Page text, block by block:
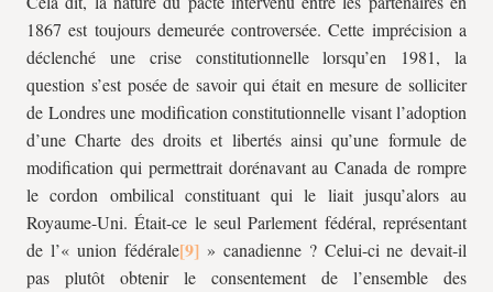
1867 est toujours demeurée controversée. Cette imprécision a
déclenché une crise constitutionnelle lorsqu’en 1981, la
question s’est posée de savoir qui était en mesure de solliciter
de Londres une modification constitutionnelle visant l’adoption
d’une Charte des droits et libertés ainsi qu’une formule de
modification qui permettrait dorénavant au Canada de rompre
le cordon ombilical constituant qui le liait jusqu’alors au
Royaume-Uni. Était-ce le seul Parlement fédéral, représentant
de l’« union fédérale
» canadienne ? Celui-ci ne devait-il
pas plutôt obtenir le consentement de l’ensemble des